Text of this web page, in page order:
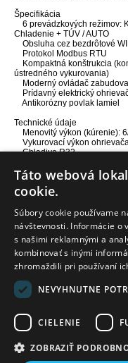
Špecifikácia
6 prevádzkových režimov:
Chladenie + TÚV / AUTO
Obsluha cez bezdrôtové
Protokol Modbus RTU
Kompaktná konštrukcia
ústredného vykurovania)
Moderný ovládač
Prídavný elektrický
Antikorózny povlak lamiel
Technické údaje
Menovitý výkon (kúrenie):
Vykurovací výkon
Chladivo R32
COP: až 5,2
Teplota vody - režim
Teplota vody - režim
Prevádzkový rozsah
Prevádzkový rozsah
Prevádzkový rozsah
Táto webová
cookie.
Súbory cookie používame
návštevnosti. Informácie o
s našimi reklamnými a
kombinovať s inými
zhromaždili pri používaní
NEVYHNUTNE
CIELENIE
ZOBRAZIŤ